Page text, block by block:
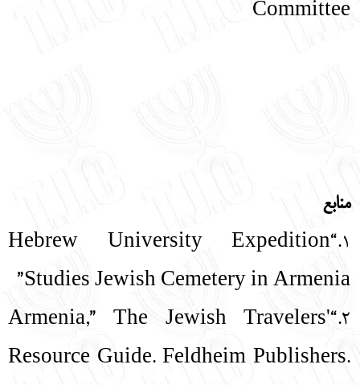
Committee
منابع
1.“Hebrew University Expedition
Studies Jewish Cemetery in Armenia”
2.“Armenia,” The Jewish Travelers'
Resource Guide. Feldheim Publishers.